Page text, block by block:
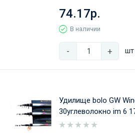
74.17р.
В наличии
- + шт
Удилище bolo GW
30углеволокно im 6